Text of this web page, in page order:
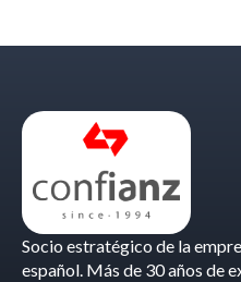
Socio estratégico de la
español. Más de 30 años de